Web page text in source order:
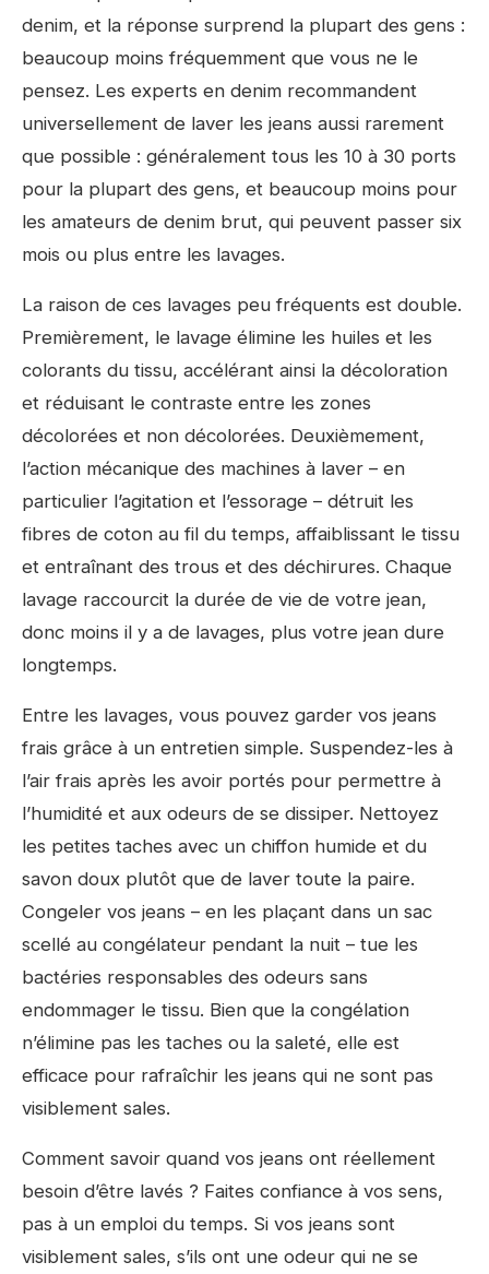
denim, et la réponse surprend la plupart des gens :
beaucoup moins fréquemment que vous ne le
pensez. Les experts en denim recommandent
universellement de laver les jeans aussi rarement
que possible : généralement tous les 10 à 30 ports
pour la plupart des gens, et beaucoup moins pour
les amateurs de denim brut, qui peuvent passer six
mois ou plus entre les lavages.
La raison de ces lavages peu fréquents est double.
Premièrement, le lavage élimine les huiles et les
colorants du tissu, accélérant ainsi la décoloration
et réduisant le contraste entre les zones
décolorées et non décolorées. Deuxièmement,
l’action mécanique des machines à laver – en
particulier l’agitation et l’essorage – détruit les
fibres de coton au fil du temps, affaiblissant le tissu
et entraînant des trous et des déchirures. Chaque
lavage raccourcit la durée de vie de votre jean,
donc moins il y a de lavages, plus votre jean dure
longtemps.
Entre les lavages, vous pouvez garder vos jeans
frais grâce à un entretien simple. Suspendez-les à
l’air frais après les avoir portés pour permettre à
l’humidité et aux odeurs de se dissiper. Nettoyez
les petites taches avec un chiffon humide et du
savon doux plutôt que de laver toute la paire.
Congeler vos jeans – en les plaçant dans un sac
scellé au congélateur pendant la nuit – tue les
bactéries responsables des odeurs sans
endommager le tissu. Bien que la congélation
n’élimine pas les taches ou la saleté, elle est
efficace pour rafraîchir les jeans qui ne sont pas
visiblement sales.
Comment savoir quand vos jeans ont réellement
besoin d’être lavés ? Faites confiance à vos sens,
pas à un emploi du temps. Si vos jeans sont
visiblement sales, s’ils ont une odeur qui ne se